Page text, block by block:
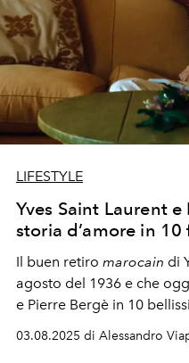
LIFESTYLE
Yves Saint Laurent
storia d’amore in
Il buen retiro marocain di
agosto del 1936 e che
e Pierre Bergè in 10
03.08.2025 di Alessandro